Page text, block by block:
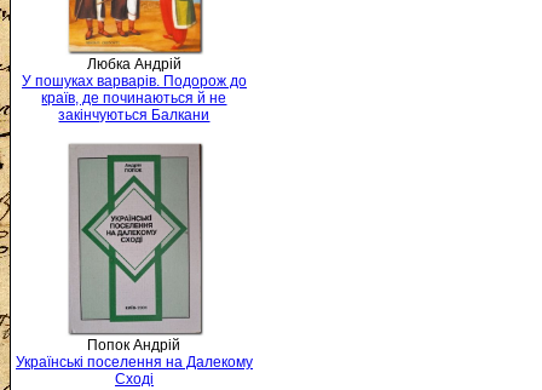
Любка Андрій
У пошуках варварів. Подорож до
країв, де починаються й не
закінчуються Балкани
Попок Андрій
Українські поселення на Далекому
Сході